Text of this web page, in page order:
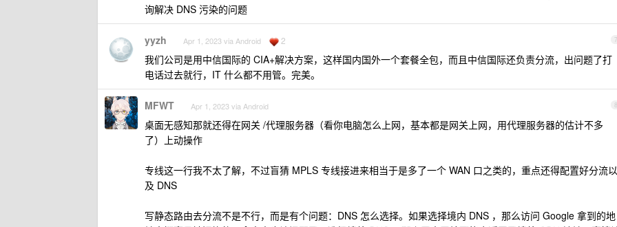
询解决 DNS 污染的问题
7
yyzh Apr 1, 2023 via Android 2
我们公司是用中信国际的 CIA+解决方案，这样国内国外一个套餐全包，而且中信国际还负责分流，出问题了打
电话过去就行，IT 什么都不用管。完美。
8
MFWT Apr 1, 2023 via Android
桌面无感知那就还得在网关 /代理服务器（看你电脑怎么上网，基本都是网关上网，用代理服务器的估计不多
了）上动操作
专线这一行我不太了解，不过盲猜 MPLS 专线接进来相当于是多了一个 WAN 口之类的，重点还得配置好分流以
及 DNS
写静态路由去分流不是不行，而是有个问题：DNS 怎么选择。如果选择境内 DNS ，那么访问 Google 拿到的地